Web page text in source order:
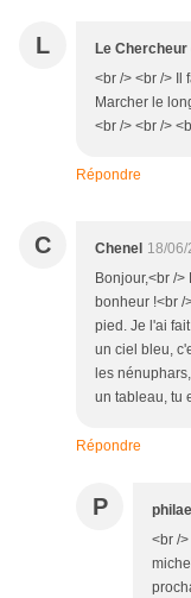
L Le
<br /> <br /> Il
Marcher le
<br /> <br />
Répondre
C Chenel 18/
Bonjour,<br />
bonheur !<br /
pied. Je l'ai
un ciel bleu,
les
un tableau, tu
Répondre
P philae
<br /